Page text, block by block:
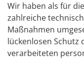
Wir haben als für
zahlreiche
Maßnahmen
lückenlosen Schutz
verarbeiteten